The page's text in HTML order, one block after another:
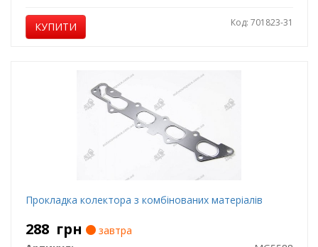
КУПИТИ Код: 701823-31
Прокладка колектора з комбінованих матеріалів
288 грн
завтра